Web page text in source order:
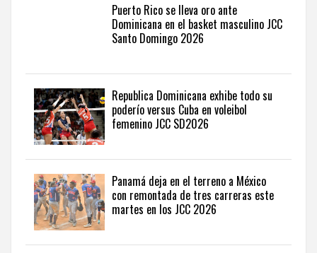
Puerto Rico se lleva oro ante
Dominicana en el basket masculino JCC
Santo Domingo 2026
Republica Dominicana exhibe todo su
poderío versus Cuba en voleibol
femenino JCC SD2026
Panamá deja en el terreno a México
con remontada de tres carreras este
martes en los JCC 2026